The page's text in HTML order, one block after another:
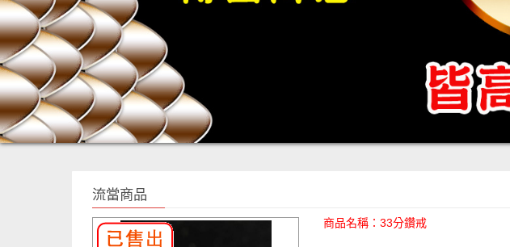
流當商品
商品名稱：33分鑽戒